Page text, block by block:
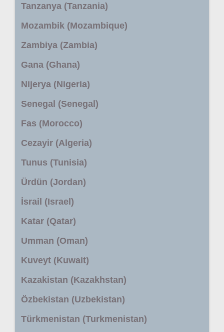
Tanzanya (Tanzania)
Mozambik (Mozambique)
Zambiya (Zambia)
Gana (Ghana)
Nijerya (Nigeria)
Senegal (Senegal)
Fas (Morocco)
Cezayir (Algeria)
Tunus (Tunisia)
Ürdün (Jordan)
İsrail (Israel)
Katar (Qatar)
Umman (Oman)
Kuveyt (Kuwait)
Kazakistan (Kazakhstan)
Özbekistan (Uzbekistan)
Türkmenistan (Turkmenistan)